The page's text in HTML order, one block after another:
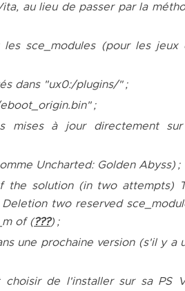
au lieu de passer par la
les sce_modules(pour les jeux
dans "ux0:/plugins/" ;
;
mises à jour directement
Uncharted: Golden Abyss) ;
the solution (in two attempts)
two reserved
of(???) ;
une prochaine version (s'il y a
de l'installer sur sa PS